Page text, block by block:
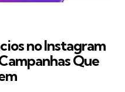
no Instagram
Que